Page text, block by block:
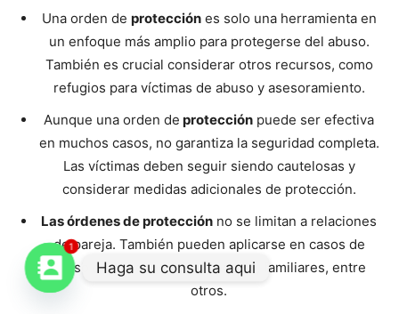
Una orden de protecciónes solo una herramienta en
un enfoque más amplio para protegerse del abuso.
También es crucial considerar otros recursos, como
refugios para víctimas de abuso y asesoramiento.
Aunque una orden de protección puede ser efectiva
en muchos casos, no garantiza la seguridad completa.
Las víctimas deben seguir siendo cautelosas y
considerar medidas adicionales de protección.
Las órdenes de protección no se limitan a relaciones
de pareja. También pueden aplicarse en casos de
acoso de desconocidos, vecinos, familiares, entre
otros.
1
Haga su consulta aqui